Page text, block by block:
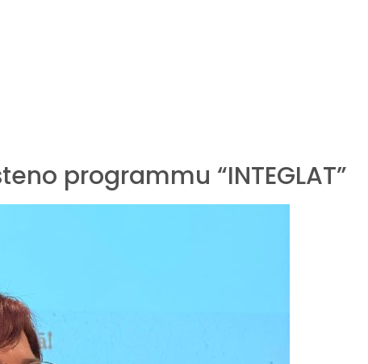
programmu “INTEGLAT”